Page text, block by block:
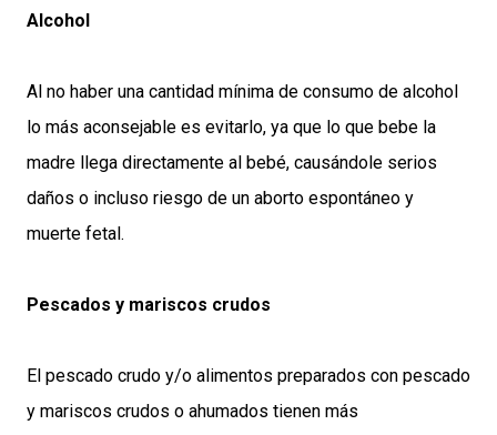
Alcohol
Al no haber una cantidad mínima de consumo de alcohol
lo más aconsejable es evitarlo, ya que lo que bebe la
madre llega directamente al bebé, causándole serios
daños o incluso riesgo de un aborto espontáneo y
muerte fetal.
Pescados y mariscos crudos
El pescado crudo y/o alimentos preparados con pescado
y mariscos crudos o ahumados tienen más